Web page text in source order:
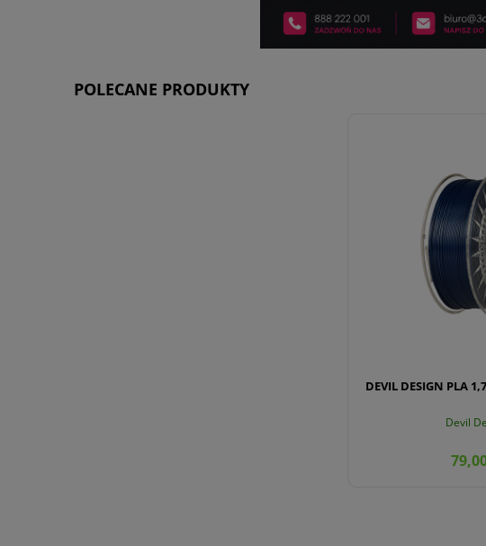
POLECANE PRODUKTY
DEVIL DESIGN PLA
Devil